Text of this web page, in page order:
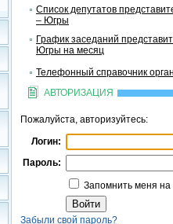
Список депутатов
– Югры
График заседаний
Югры на месяц
Телефонный справочник
АВТОРИЗАЦИЯ
Пожалуйста, авторизуйтесь:
Логин:
Пароль:
Запомнить меня
Забыли свой пароль?